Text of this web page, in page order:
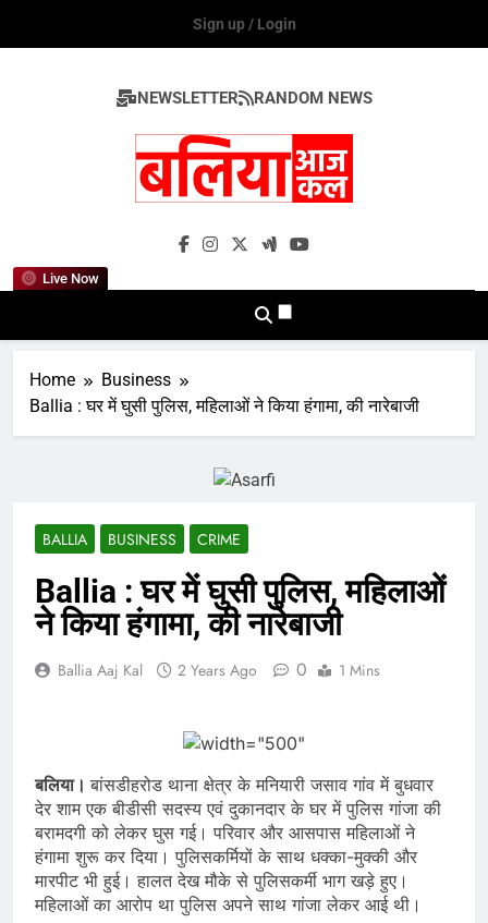
Sign up / Login
NEWSLETTER RANDOM NEWS
Live Now
Ballia Aaj Kal
Home
Business
Ballia : घर में घुसी पुलिस, महिलाओं ने किया हंगामा, की नारेबाजी
BALLIA BUSINESS CRIME
Ballia : घर में घुसी पुलिस, महिलाओं
ने किया हंगामा, की नारेबाजी
Ballia Aaj Kal 2 Years Ago 0 1 Mins
बलिया।बांसडीहरोड थाना क्षेत्र के मनियारी जसाव गांव में बुधवार
देर शाम एक बीडीसी सदस्य एवं दुकानदार के घर में पुलिस गांजा की
बरामदगी को लेकर घुस गई। परिवार और आसपास महिलाओं ने
हंगामा शुरू कर दिया। पुलिसकर्मियों के साथ धक्का-मुक्की और
मारपीट भी हुई। हालत देख मौके से पुलिसकर्मी भाग खड़े हुए।
महिलाओं का आरोप था पुलिस अपने साथ गांजा लेकर आई थी।